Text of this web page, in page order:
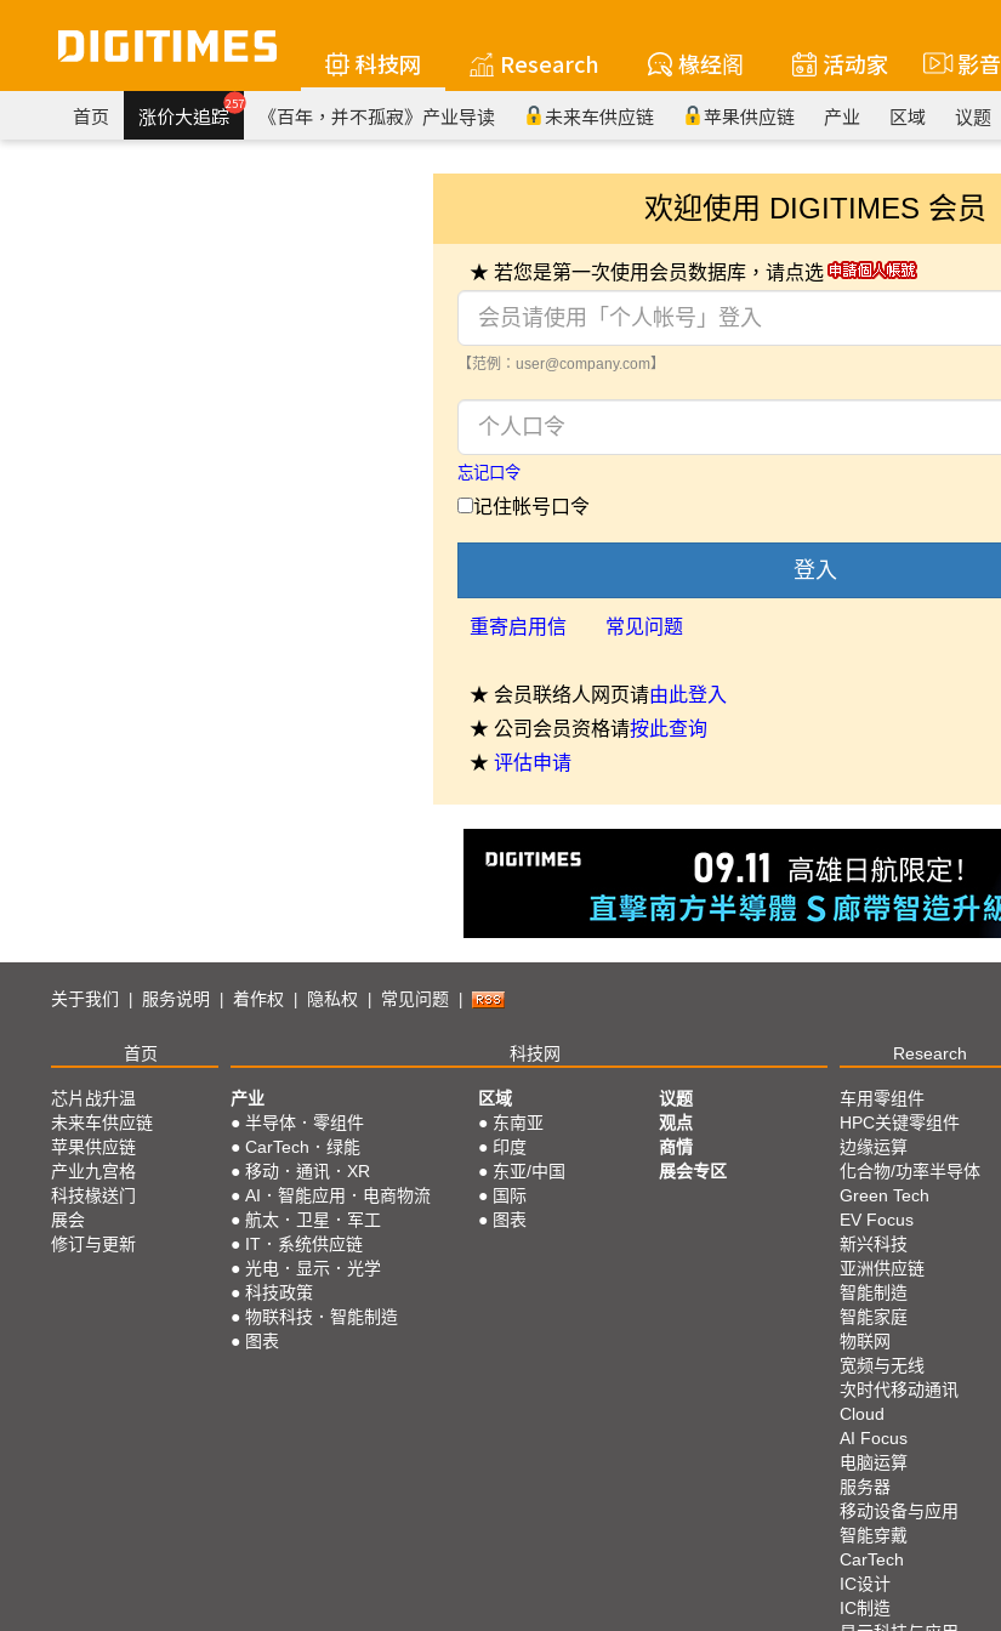
科技网 Research 椽经阁 活动家 影音
首页 涨价大追踪257 《百年，并不孤寂》产业导读 未来车供应链 苹果供应链 产业 区域 议题
欢迎使用 DIGITIMES 会员
★ 若您是第一次使用会员数据库，请点选
【范例：user@company.com】
忘记口令
记住帐号口令
登入
重寄启用信 常见问题
★ 会员联络人网页请由此登入
★ 公司会员资格请按此查询
★ 评估申请
关于我们 服务说明 着作权 隐私权 常见问题
首页 科技网 Research
芯片战升温
未来车供应链
苹果供应链
产业九宫格
科技椽送门
展会
修订与更新
产业
● 半导体．零组件
● CarTech．绿能
● 移动．通讯．XR
● AI．智能应用．电商物流
● 航太．卫星．军工
● IT．系统供应链
● 光电．显示．光学
● 科技政策
● 物联科技．智能制造
● 图表
区域
● 东南亚
● 印度
● 东亚/中国
● 国际
● 图表
议题
观点
商情
展会专区
车用零组件
HPC关键零组件
边缘运算
化合物/功率半导体
Green Tech
EV Focus
新兴科技
亚洲供应链
智能制造
智能家庭
物联网
宽频与无线
次时代移动通讯
Cloud
AI Focus
电脑运算
服务器
移动设备与应用
智能穿戴
CarTech
IC设计
IC制造